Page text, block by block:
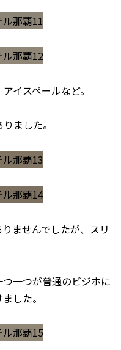
イスペールなど。
ました。
ませんでしたが、スリ
一つが普通のビジホに
した。